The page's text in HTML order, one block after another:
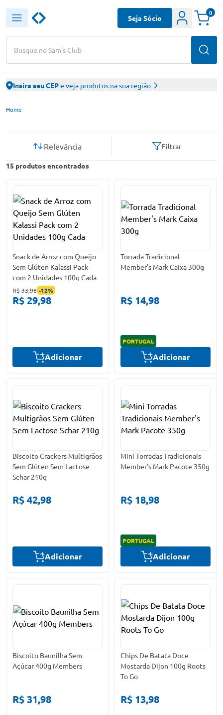
Busque no Sam's Club
Seja Sócio
0
Insira seu CEPe veja produtos na sua região
Sam’s Club – Faça suas compras online
Home
15 produtos encontrados
Relevância Filtrar
Snack de Arroz com Queijo
Sem Glúten Kalassi Pack
com 2 Unidades 100g Cada
R$ 33,98 -12%
R$ 29,98
Adicionar
Torrada Tradicional
Member's Mark Caixa 300g
R$ 14,98
PORTUGAL
Adicionar
Biscoito Crackers Multigrãos
Sem Glúten Sem Lactose
Schar 210g
R$ 42,98
Adicionar
Mini Torradas Tradicionais
Member's Mark Pacote 350g
R$ 18,98
PORTUGAL
Adicionar
Biscoito Baunilha Sem
Açúcar 400g Members
R$ 31,98
Chips De Batata Doce
Mostarda Dijon 100g Roots
To Go
R$ 13,98